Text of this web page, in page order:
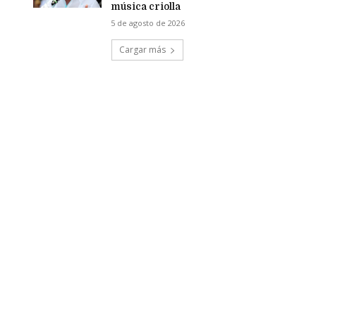
música criolla
5 de agosto de 2026
Cargar más